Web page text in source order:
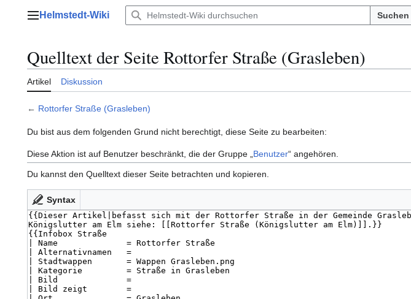
Hauptmenü
Helmstedt-Wiki Suchen
Quelltext der Seite Rottorfer Straße (Grasleben)
Artikel Diskussion
← Rottorfer Straße (Grasleben)
Du bist aus dem folgenden Grund nicht berechtigt, diese Seite zu bearbeiten:
Diese Aktion ist auf Benutzer beschränkt, die der Gruppe „ Benutzer“ angehören.
Du kannst den Quelltext dieser Seite betrachten und kopieren.
Syntax